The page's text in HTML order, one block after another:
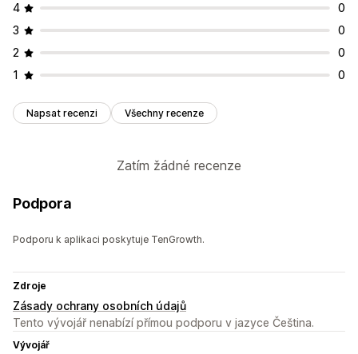
4
0
3
0
2
0
1
0
Napsat recenzi Všechny recenze
Zatím žádné recenze
Podpora
Podporu k aplikaci poskytuje TenGrowth.
Zdroje
Zásady ochrany osobních údajů
Tento vývojář nenabízí přímou podporu v jazyce Čeština.
Vývojář